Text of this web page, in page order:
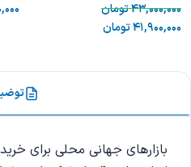
43,000,000تومان
41,900,000تومان
بازارهای جهانی محلی برای